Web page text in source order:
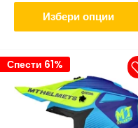
Избери опции
Спести 61%